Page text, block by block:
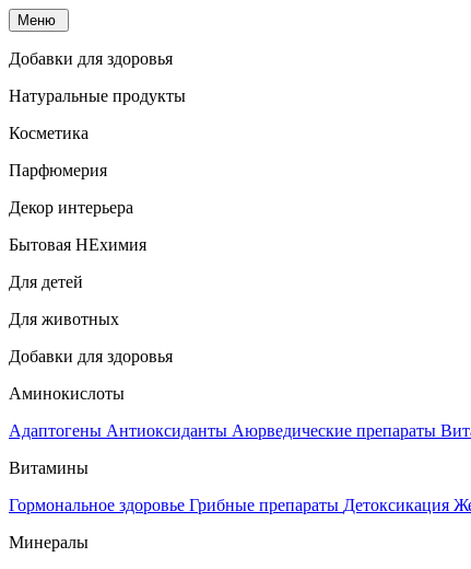
Меню
Добавки для здоровья
Натуральные продукты
Косметика
Парфюмерия
Декор интерьера
Бытовая НЕхимия
Для детей
Для животных
Добавки для здоровья
Аминокислоты
Адаптогены Антиоксиданты Аюрведические препараты
Витамины
Гормональное здоровье Грибные препараты Детоксикация
Минералы